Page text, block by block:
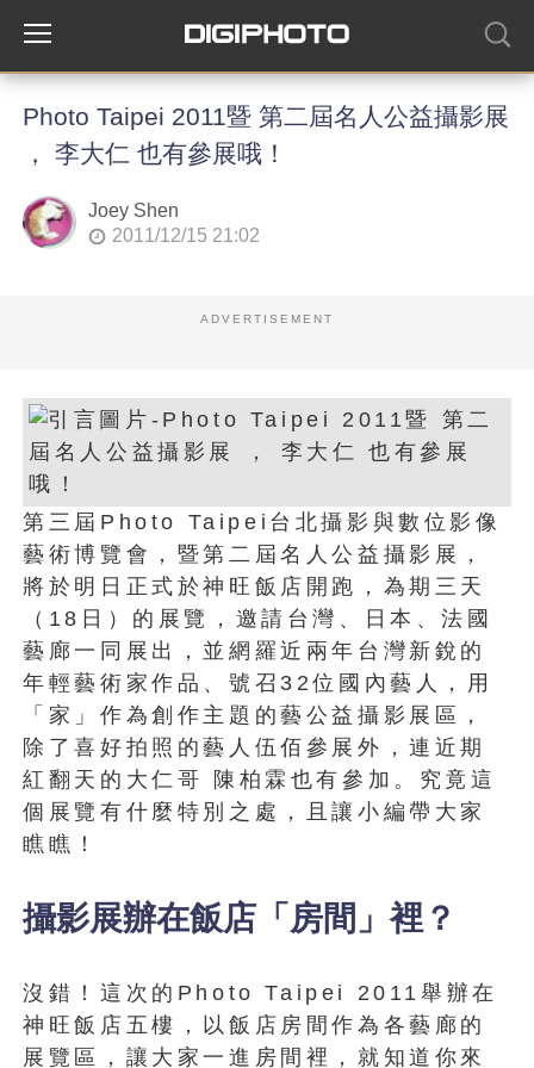
Photo Taipei 2011暨 第二屆名人公益攝影展
， 李大仁 也有參展哦！
Joey Shen
2011/12/15 21:02
ADVERTISEMENT
第三屆Photo Taipei台北攝影與數位影像
藝術博覽會，暨第二屆名人公益攝影展，
將於明日正式於神旺飯店開跑，為期三天
（18日）的展覽，邀請台灣、日本、法國
藝廊一同展出，並網羅近兩年台灣新銳的
年輕藝術家作品、號召32位國內藝人，用
「家」作為創作主題的藝公益攝影展區，
除了喜好拍照的藝人伍佰參展外，連近期
紅翻天的大仁哥 陳柏霖也有參加。究竟這
個展覽有什麼特別之處，且讓小編帶大家
瞧瞧！
攝影展辦在飯店「房間」裡？
沒錯！這次的Photo Taipei 2011舉辦在
神旺飯店五樓，以飯店房間作為各藝廊的
展覽區，讓大家一進房間裡，就知道你來